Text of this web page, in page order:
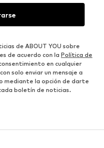
de ABOUT YOU sobre
de acuerdo con la Política de
en cualquier
solo enviar un mensaje a
mediante la opción de darte
boletín de noticias.